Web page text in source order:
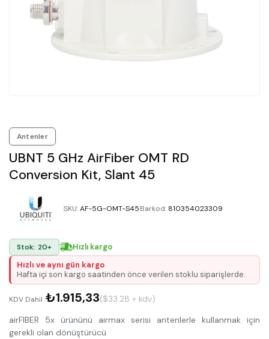
Antenler
UBNT 5 GHz AirFiber OMT RD
Conversion Kit, Slant 45
SKU:AF-5G-OMT-S45Barkod: 810354023309
Stok: 20+
Hızlı kargo
Hızlı ve aynı gün kargo
Hafta içi son kargo saatinden önce verilen stoklu siparişlerde.
KDV Dahil :₺1.915,33($33.28 + kdv)
airFIBER 5x ürününü airmax serisi antenlerle kullanmak için
gerekli olan dönüştürücü